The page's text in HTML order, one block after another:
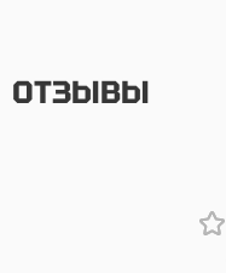
ОТЗЫВЫ